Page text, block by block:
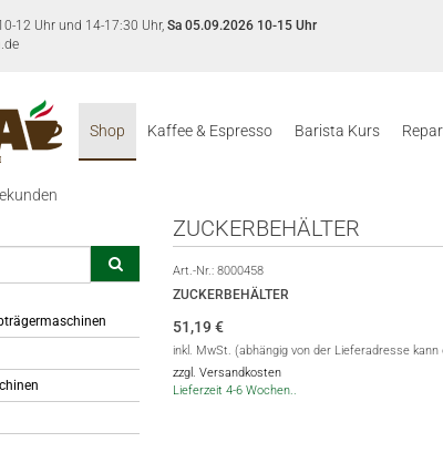
12 Uhr und 14-17:30 Uhr, Sa 05.09.2026 10-15 Uhr
Shop Kaffee & Espresso Barista Kurs
ZUCKERBEHÄLTER
Art.-Nr.: 8000458
ZUCKERBEHÄLTER
51,19€
inkl. MwSt. (abhängig von der Lieferadresse
zzgl. Versandkosten
Lieferzeit 4-6 Wochen..